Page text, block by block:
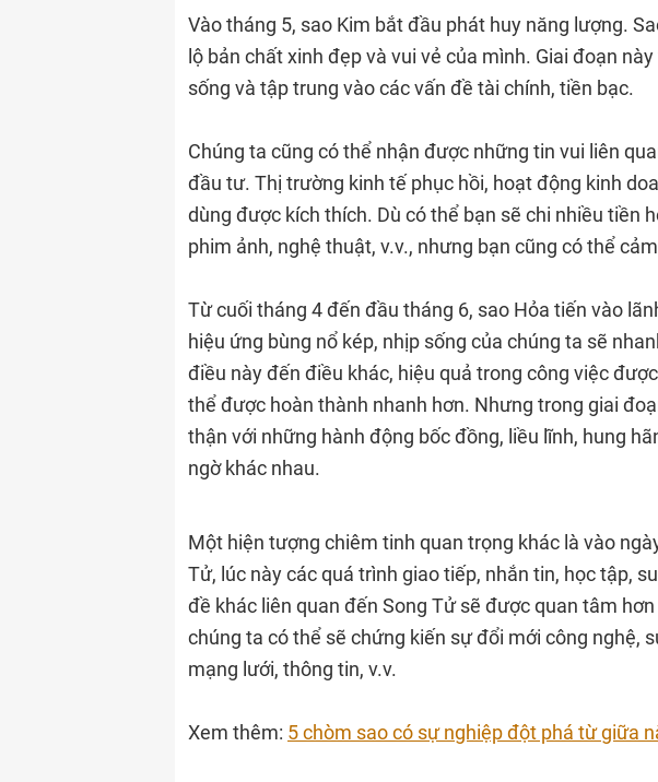
Vào tháng 5, sao Kim bắt đầu phát huy năng lượng.
lộ bản chất xinh đẹp và vui vẻ của mình. Giai đoạn
sống và tập trung vào các vấn đề tài chính, tiền bạc.
Chúng ta cũng có thể nhận được những tin vui liên
đầu tư. Thị trường kinh tế phục hồi, hoạt động kinh
dùng được kích thích. Dù có thể bạn sẽ chi nhiều tiền
phim ảnh, nghệ thuật, v.v., nhưng bạn cũng có thể
Từ cuối tháng 4 đến đầu tháng 6, sao Hỏa tiến vào
hiệu ứng bùng nổ kép, nhịp sống của chúng ta sẽ
điều này đến điều khác, hiệu quả trong công việc
thể được hoàn thành nhanh hơn. Nhưng trong giai
thận với những hành động bốc đồng, liều lĩnh, hung
ngờ khác nhau.
Một hiện tượng chiêm tinh quan trọng khác là vào
Tử, lúc này các quá trình giao tiếp, nhắn tin, học tập,
đề khác liên quan đến Song Tử sẽ được quan tâm
chúng ta có thể sẽ chứng kiến ​​sự đổi mới công nghệ,
mạng lưới, thông tin, v.v.
Xem thêm: 5 chòm sao có sự nghiệp đột phá từ giữa